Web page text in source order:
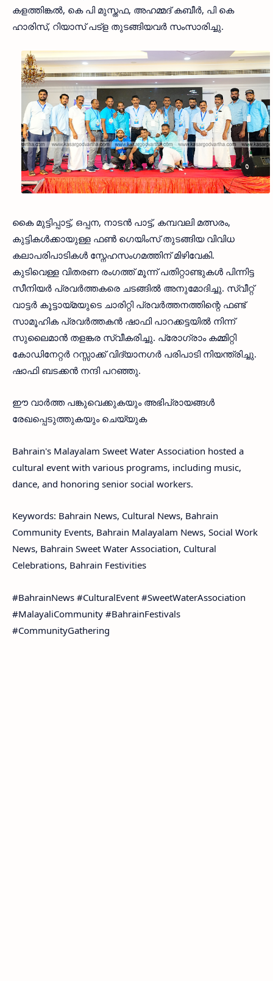
കളത്തിങ്കൽ, കെ പി മുസ്തഫ, അഹമ്മദ് കബീർ, പി കെ
ഹാരിസ്, റിയാസ് പട്ള തുടങ്ങിയവർ സംസാരിച്ചു.
കൈ മുട്ടിപ്പാട്ട്, ഒപ്പന, നാടൻ പാട്ട്, കമ്പവലി മത്സരം,
കുട്ടികൾക്കായുള്ള ഫൺ ഗെയിംസ് തുടങ്ങിയ വിവിധ
കലാപരിപാടികൾ സ്നേഹസംഗമത്തിന് മിഴിവേകി.
കുടിവെള്ള വിതരണ രംഗത്ത് മൂന്ന് പതിറ്റാണ്ടുകൾ പിന്നിട്ട
സീനിയർ പ്രവർത്തകരെ ചടങ്ങിൽ അനുമോദിച്ചു. സ്വീറ്റ്
വാട്ടർ കൂട്ടായ്മയുടെ ചാരിറ്റി പ്രവർത്തനത്തിന്റെ ഫണ്ട്
സാമൂഹിക പ്രവർത്തകൻ ഷാഫി പാറക്കട്ടയിൽ നിന്ന്
സുലൈമാൻ തളങ്കര സ്വീകരിച്ചു. പ്രോഗ്രാം കമ്മിറ്റി
കോഡിനേറ്റർ റസ്സാക്ക് വിദ്യാനഗർ പരിപാടി നിയന്ത്രിച്ചു.
ഷാഫി ബടക്കൻ നന്ദി പറഞ്ഞു.
ഈ വാർത്ത പങ്കുവെക്കുകയും അഭിപ്രായങ്ങൾ
രേഖപ്പെടുത്തുകയും ചെയ്യുക
Bahrain's Malayalam Sweet Water Association hosted a
cultural event with various programs, including music,
dance, and honoring senior social workers.
Keywords: Bahrain News, Cultural News, Bahrain
Community Events, Bahrain Malayalam News, Social Work
News, Bahrain Sweet Water Association, Cultural
Celebrations, Bahrain Festivities
#BahrainNews #CulturalEvent #SweetWaterAssociation
#MalayaliCommunity #BahrainFestivals
#CommunityGathering